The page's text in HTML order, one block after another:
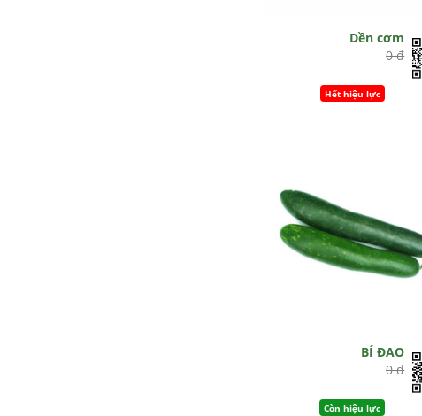
Dền cơm
0 đ
Hết hiệu lực
BÍ ĐAO
0 đ
Còn hiệu lực